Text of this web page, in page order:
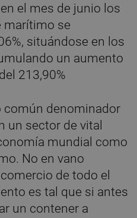
el mes de junio los
marítimo se
situándose en los
un aumento
213,90%
común denominador
un sector de vital
mundial como
No en vano
de todo el
es tal que si antes
un contener a